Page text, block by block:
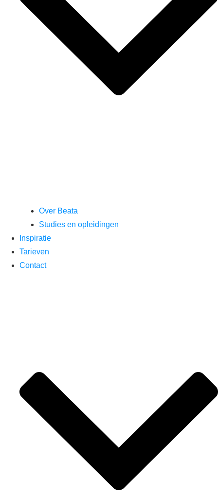
Over Beata
Studies en opleidingen
Inspiratie
Tarieven
Contact